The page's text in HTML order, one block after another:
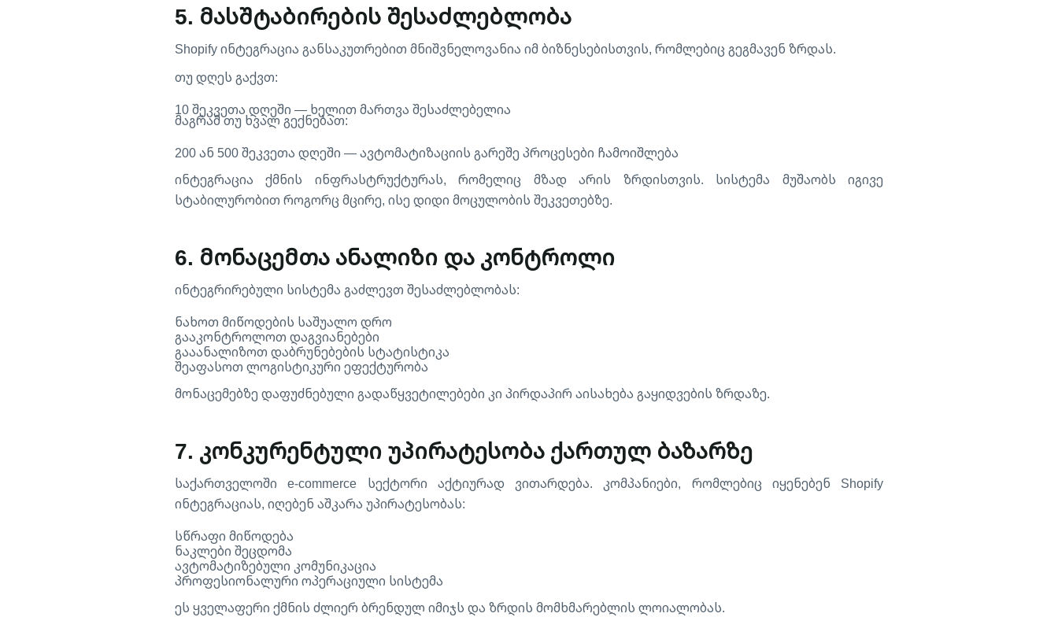
5. მასშტაბირების შესაძლებლობა
Shopify ინტეგრაცია განსაკუთრებით მნიშვნელოვანია იმ ბიზნესებისთვის, რომლებიც გეგმავენ ზრდას.
თუ დღეს გაქვთ:
10 შეკვეთა დღეში — ხელით მართვა შესაძლებელია
მაგრამ თუ ხვალ გექნებათ:
200 ან 500 შეკვეთა დღეში — ავტომატიზაციის გარეშე პროცესები ჩამოიშლება
ინტეგრაცია ქმნის ინფრასტრუქტურას, რომელიც მზად არის ზრდისთვის. სისტემა მუშაობს იგივე
სტაბილურობით როგორც მცირე, ისე დიდი მოცულობის შეკვეთებზე.
6. მონაცემთა ანალიზი და კონტროლი
ინტეგრირებული სისტემა გაძლევთ შესაძლებლობას:
ნახოთ მიწოდების საშუალო დრო
გააკონტროლოთ დაგვიანებები
გააანალიზოთ დაბრუნებების სტატისტიკა
შეაფასოთ ლოგისტიკური ეფექტურობა
მონაცემებზე დაფუძნებული გადაწყვეტილებები კი პირდაპირ აისახება გაყიდვების ზრდაზე.
7. კონკურენტული უპირატესობა ქართულ ბაზარზე
საქართველოში e-commerce სექტორი აქტიურად ვითარდება. კომპანიები, რომლებიც იყენებენ Shopify
ინტეგრაციას, იღებენ აშკარა უპირატესობას:
სწრაფი მიწოდება
ნაკლები შეცდომა
ავტომატიზებული კომუნიკაცია
პროფესიონალური ოპერაციული სისტემა
ეს ყველაფერი ქმნის ძლიერ ბრენდულ იმიჯს და ზრდის მომხმარებლის ლოიალობას.